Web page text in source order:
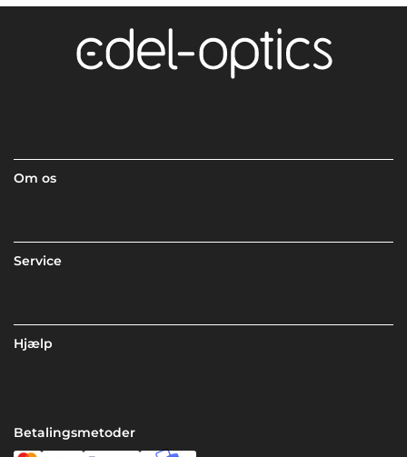
Om os
Service
Hjælp
Betalingsmetoder